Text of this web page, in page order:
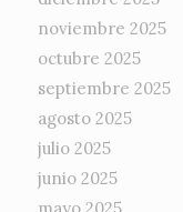
noviembre 2025
octubre 2025
septiembre 2025
agosto 2025
julio 2025
junio 2025